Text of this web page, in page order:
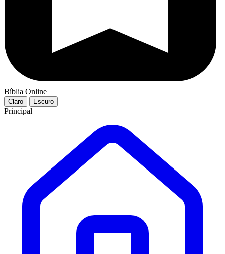
Bíblia Online
Claro Escuro
Principal